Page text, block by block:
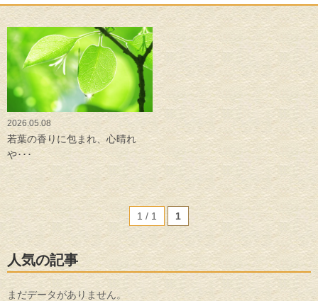
2026.05.08
若葉の香りに包まれ、心晴れ
や･･･
1 / 1 1
人気の記事
まだデータがありません。